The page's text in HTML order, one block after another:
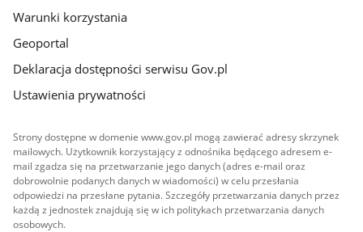
Warunki korzystania
Geoportal
Deklaracja dostępności serwisu Gov.pl
Ustawienia prywatności
Strony dostępne w domenie www.gov.pl mogą zawierać adresy skrzynek
mailowych. Użytkownik korzystający z odnośnika będącego adresem e-
mail zgadza się na przetwarzanie jego danych (adres e-mail oraz
dobrowolnie podanych danych w wiadomości) w celu przesłania
odpowiedzi na przesłane pytania. Szczegóły przetwarzania danych przez
każdą z jednostek znajdują się w ich politykach przetwarzania danych
osobowych.